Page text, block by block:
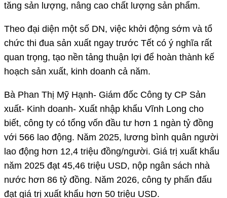
tăng sản lượng, nâng cao chất lượng sản phẩm.
Theo đại diện một số DN, việc khởi động sớm và tổ
chức thi đua sản xuất ngay trước Tết có ý nghĩa rất
quan trọng, tạo nền tảng thuận lợi để hoàn thành kế
hoạch sản xuất, kinh doanh cả năm.
Bà Phan Thị Mỹ Hạnh- Giám đốc Công ty CP Sản
xuất- Kinh doanh- Xuất nhập khẩu Vĩnh Long cho
biết, công ty có tổng vốn đầu tư hơn 1 ngàn tỷ đồng
với 566 lao động. Năm 2025, lương bình quân người
lao động hơn 12,4 triệu đồng/người. Giá trị xuất khẩu
năm 2025 đạt 45,46 triệu USD, nộp ngân sách nhà
nước hơn 86 tỷ đồng. Năm 2026, công ty phấn đấu
đạt giá trị xuất khẩu hơn 50 triệu USD.